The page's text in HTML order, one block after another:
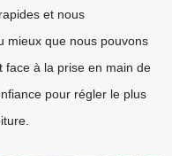
et nous
mieux que nous pouvons
face à la prise en main de
pour régler le plus